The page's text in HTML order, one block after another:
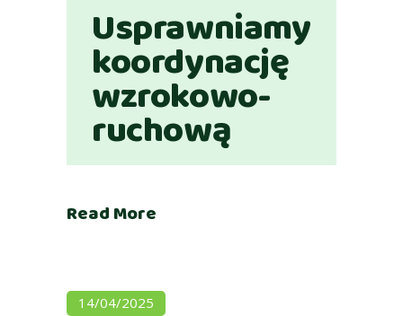
Usprawniamy
koordynację
wzrokowo-
ruchową
Read More
14/04/2025